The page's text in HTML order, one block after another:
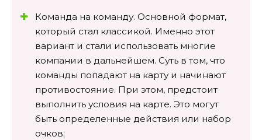
Команда на команду. Основной формат,
который стал классикой. Именно этот
вариант и стали использовать многие
компании в дальнейшем. Суть в том, что
команды попадают на карту и начинают
противостояние. При этом, предстоит
выполнить условия на карте. Это могут
быть определенные действия или набор
очков;